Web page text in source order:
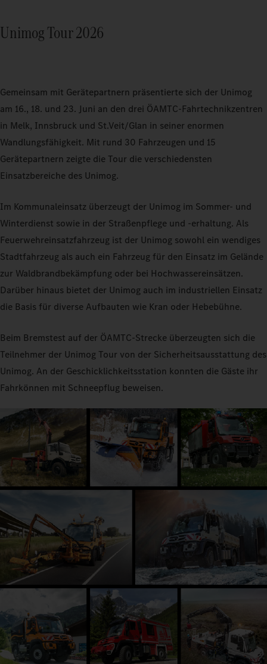
Unimog Tour 2026
Gemeinsam mit Gerätepartnern präsentierte sich der Unimog
am 16., 18. und 23. Juni an den drei ÖAMTC-Fahrtechnikzentren
in Melk, Innsbruck und St.Veit/Glan in seiner enormen
Wandlungsfähigkeit. Mit rund 30 Fahrzeugen und 15
Gerätepartnern zeigte die Tour die verschiedensten
Einsatzbereiche des Unimog.
Im Kommunaleinsatz überzeugt der Unimog im Sommer- und
Winterdienst sowie in der Straßenpflege und -erhaltung. Als
Feuerwehreinsatzfahrzeug ist der Unimog sowohl ein wendiges
Stadtfahrzeug als auch ein Fahrzeug für den Einsatz im Gelände
zur Waldbrandbekämpfung oder bei Hochwassereinsätzen.
Darüber hinaus bietet der Unimog auch im industriellen Einsatz
die Basis für diverse Aufbauten wie Kran oder Hebebühne.
Beim Bremstest auf der ÖAMTC-Strecke überzeugten sich die
Teilnehmer der Unimog Tour von der Sicherheitsausstattung des
Unimog. An der Geschicklichkeitsstation konnten die Gäste ihr
Fahrkönnen mit Schneepflug beweisen.